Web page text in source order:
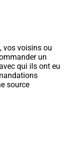
vos voisins ou
un
qui ils ont eu
source